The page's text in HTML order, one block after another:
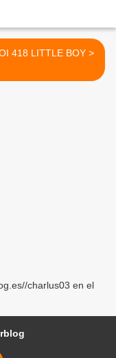
LOGOI 418 LITTLE BOY >
charlus03 en el